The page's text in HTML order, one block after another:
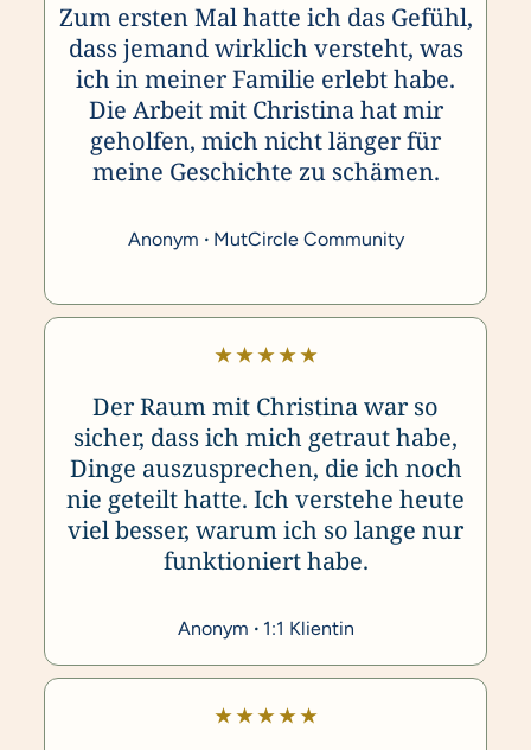
Zum ersten Mal hatte ich das Gefühl,
dass jemand wirklich versteht, was
ich in meiner Familie erlebt habe.
Die Arbeit mit Christina hat mir
geholfen, mich nicht länger für
meine Geschichte zu schämen.
Anonym · MutCircle Community
★ ★ ★ ★ ★
Der Raum mit Christina war so
sicher, dass ich mich getraut habe,
Dinge auszusprechen, die ich noch
nie geteilt hatte. Ich verstehe heute
viel besser, warum ich so lange nur
funktioniert habe.
Anonym · 1:1 Klientin
★ ★ ★ ★ ★